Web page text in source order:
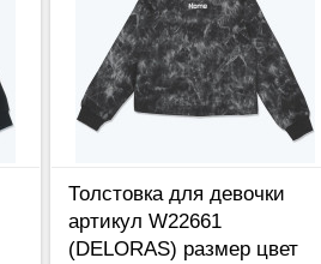
Толстовка для девочки
артикул W22661
(DELORAS) размер цвет